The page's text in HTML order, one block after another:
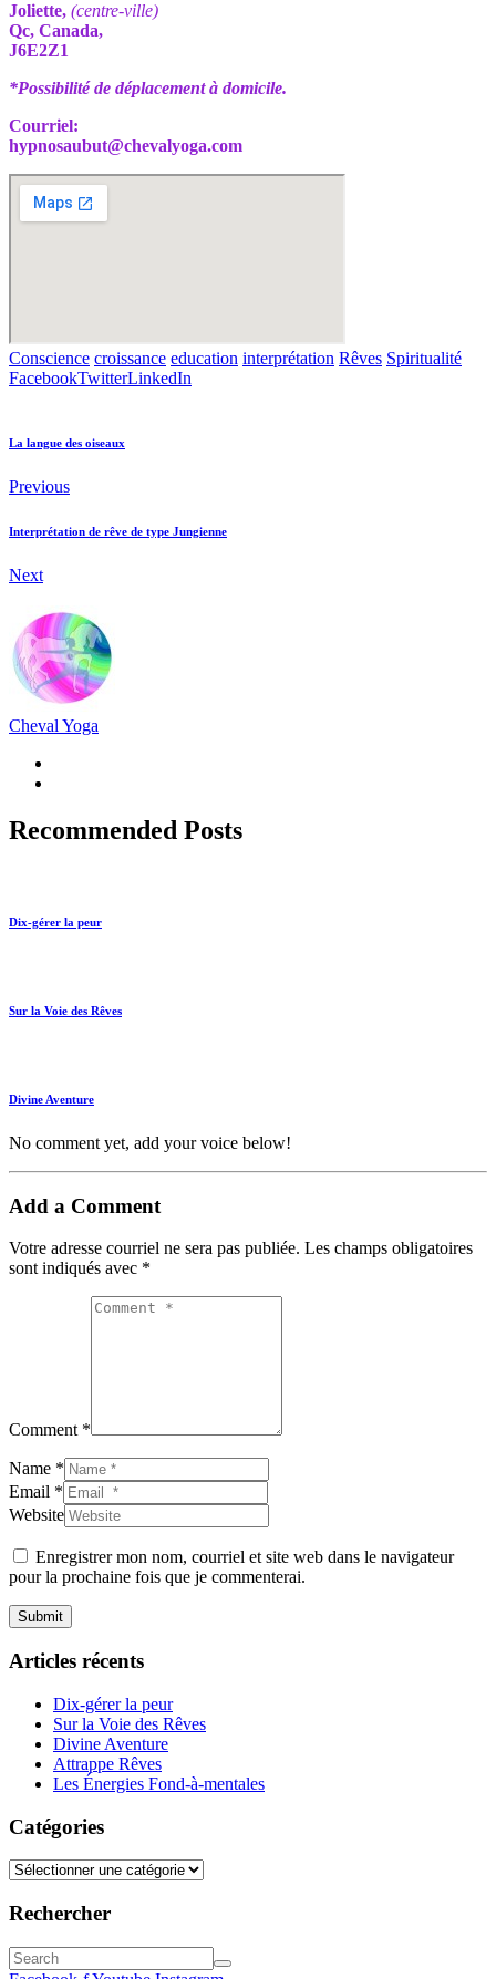
Joliette, (centre-ville)
Qc, Canada,
J6E2Z1
*Possibilité de déplacement à domicile.
Courriel:
hypnosaubut@chevalyoga.com
Conscience croissance education interprétation Rêves Spiritualité
FacebookTwitterLinkedIn
La langue des oiseaux
Previous
Interprétation de rêve de type Jungienne
Next
Cheval Yoga
Recommended Posts
Dix-gérer la peur
Sur la Voie des Rêves
Divine Aventure
No comment yet, add your voice below!
Add a Comment
Votre adresse courriel ne sera pas publiée. Les champs obligatoires
sont indiqués avec *
Comment *
Name *
Email *
Website
Enregistrer mon nom, courriel et site web dans le navigateur
pour la prochaine fois que je commenterai.
Submit
Articles récents
Dix-gérer la peur
Sur la Voie des Rêves
Divine Aventure
Attrappe Rêves
Les Énergies Fond-à-mentales
Catégories
Rechercher